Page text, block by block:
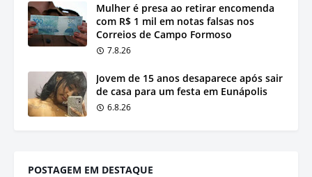
Mulher é presa ao retirar encomenda
com R$ 1 mil em notas falsas nos
Correios de Campo Formoso
7.8.26
Jovem de 15 anos desaparece após sair
de casa para um festa em Eunápolis
6.8.26
POSTAGEM EM DESTAQUE